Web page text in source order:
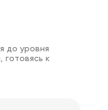
до уровня
готовясь к